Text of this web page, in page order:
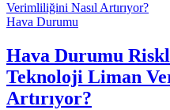
Hava Durumu
Hava Durumu
Teknoloji Liman
Artırıyor?